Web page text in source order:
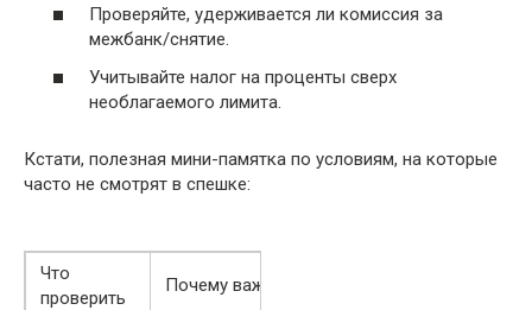
Проверяйте, удерживается ли комиссия за
межбанк/снятие.
Учитывайте налог на проценты сверх
необлагаемого лимита.
Кстати, полезная мини-памятка по условиям, на которые
часто не смотрят в спешке:
Что
проверить
Почему важно